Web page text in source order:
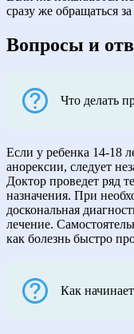
сразу же обращаться
Вопросы и
Что делать
Если у ребенка 14-18
анорексии, следует
Доктор проведет ряд
назначения. При
доскональная
лечение.
как болезнь быстро
Как